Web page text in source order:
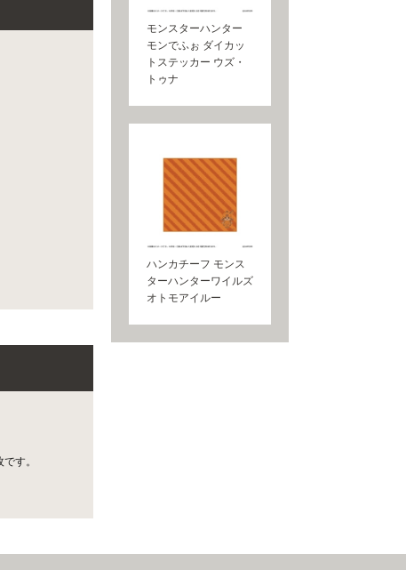
す。
モンスターハンター
モンでふぉ ダイカッ
トステッカー ウズ・
トゥナ
ハンカチーフ モンス
ターハンターワイルズ
オトモアイルー